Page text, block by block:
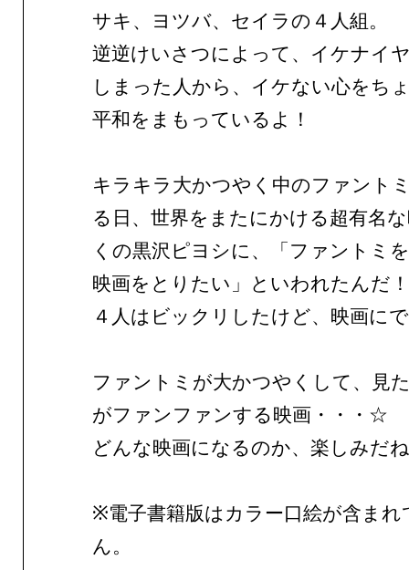
サキ、ヨツバ、セイラの４人組。
逆逆けいさつによって、イケナイ
しまった人から、イケない心をち
平和をまもっているよ！
キラキラ大かつやく中のファント
る日、世界をまたにかける超有名
くの黒沢ピヨシに、「ファントミ
映画をとりたい」といわれたんだ！
４人はビックリしたけど、映画に
ファントミが大かつやくして、見
がファンファンする映画・・・☆
どんな映画になるのか、楽しみだ
※電子書籍版はカラー口絵が含まれ
ん。